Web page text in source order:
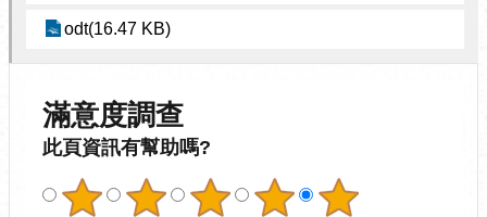
odt(16.47 KB)
滿意度調查
此頁資訊有幫助嗎?